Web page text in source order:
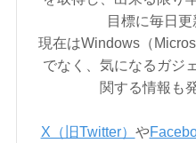
目標に毎日更
現在はWindows（
でなく、気になるガジ
関する情報も
X（旧Twitter） や